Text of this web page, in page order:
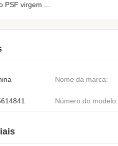
virgem ...
Nome da marca:
Número do modelo: